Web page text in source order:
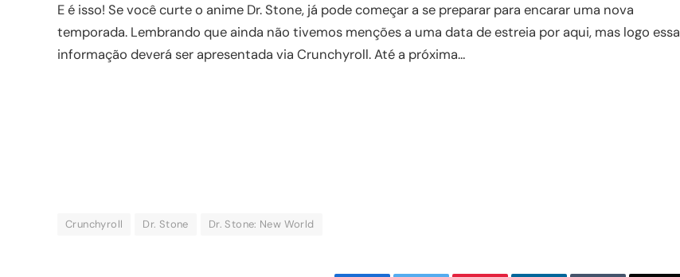
E é isso! Se você curte o anime Dr. Stone, já pode começar a se preparar para encarar uma nova
temporada. Lembrando que ainda não tivemos menções a uma data de estreia por aqui, mas logo essa
informação deverá ser apresentada via Crunchyroll. Até a próxima…
Crunchyroll Dr. Stone Dr. Stone: New World